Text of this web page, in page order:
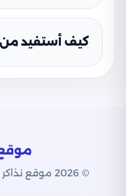
كيف أستفيد
موقع
© 2026 موقع نذاكر التعليمي. جميع الحقوق محفوظة.